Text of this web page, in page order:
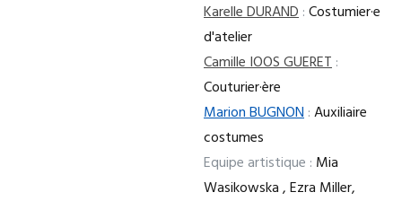
Karelle DURAND:Costumier·e
d'atelier
Camille IOOS GUERET:
Couturier·ère
Marion BUGNON:Auxiliaire
costumes
Equipe artistique : Mia
Wasikowska , Ezra Miller,